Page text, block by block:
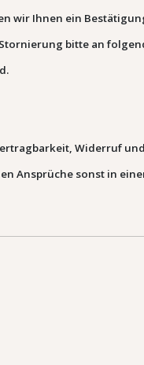
wir Ihnen ein
bitte an
Widerruf
Ansprüche sonst in